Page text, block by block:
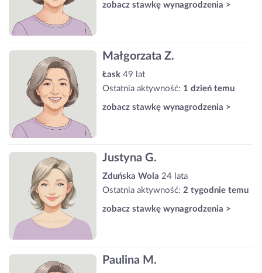
zobacz stawkę wynagrodzenia >
Małgorzata Z.
Łask 49 lat
Ostatnia aktywność: 1 dzień temu
zobacz stawkę wynagrodzenia >
Justyna G.
Zduńska Wola 24 lata
Ostatnia aktywność: 2 tygodnie temu
zobacz stawkę wynagrodzenia >
Paulina M.